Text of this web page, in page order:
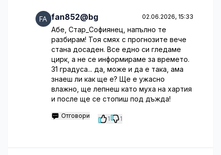
fan852@bg 02.06.2026, 15:33
Абе, Стар_Софиянец, напълно те
разбирам! Тоя смях с прогнозите вече
стана досаден. Все едно си гледаме
цирк, а не се информираме за времето.
31 градуса... да, може и да е така, ама
знаеш ли как ще е? Ще е ужасно
влажно, ще лепнеш като муха на хартия
и после ще се стопиш под дъжда!
Отговори 1 1